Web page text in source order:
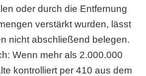
oder durch die Entfernung
verstärkt wurden, lässt
nicht abschließend belegen.
Wenn mehr als 2.000.000
kontrolliert per 410 aus dem